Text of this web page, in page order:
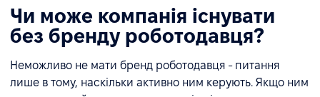
Чи може компанія існувати
без бренду роботодавця?
Неможливо не мати бренд роботодавця - питання
лише в тому, наскільки активно ним керують. Якщо ним